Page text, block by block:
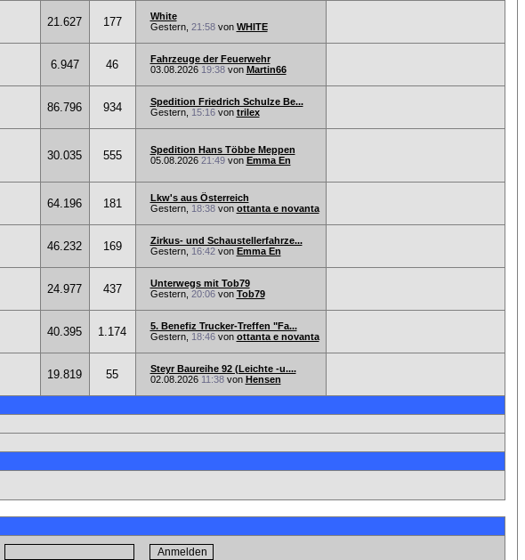
21.627 177
White
Gestern, 21:58von WHITE
6.947 46
Fahrzeuge der Feuerwehr
03.08.2026 19:38von Martin66
86.796 934
Spedition Friedrich Schulze Be...
Gestern, 15:16von trilex
30.035 555
Spedition Hans Többe Meppen
05.08.2026 21:49von Emma En
64.196 181
Lkw's aus Österreich
Gestern, 18:38von ottanta e novanta
46.232 169
Zirkus- und Schaustellerfahrze...
Gestern, 16:42von Emma En
24.977 437
Unterwegs mit Tob79
Gestern, 20:06von Tob79
40.395 1.174
5. Benefiz Trucker-Treffen "Fa...
Gestern, 18:46von ottanta e novanta
19.819 55
Steyr Baureihe 92 (Leichte -u....
02.08.2026 11:38von Hensen